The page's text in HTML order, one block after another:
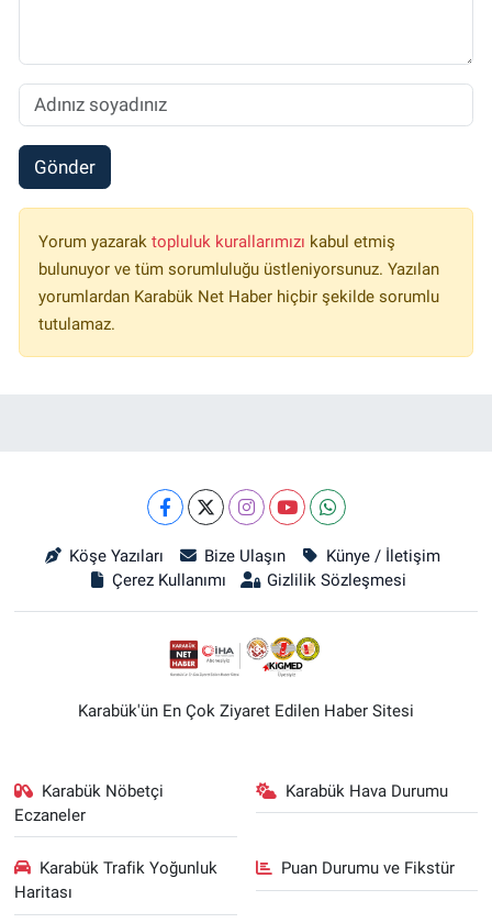
Gönder
Yorum yazarak topluluk kurallarımızı kabul etmiş
bulunuyor ve tüm sorumluluğu üstleniyorsunuz. Yazılan
yorumlardan Karabük Net Haber hiçbir şekilde sorumlu
tutulamaz.
Köşe Yazıları Bize Ulaşın
Künye / İletişim
Çerez Kullanımı
Gizlilik Sözleşmesi
Karabük'ün En Çok Ziyaret Edilen Haber Sitesi
Karabük Nöbetçi
Eczaneler
Karabük Hava Durumu
Karabük Trafik Yoğunluk
Haritası
Puan Durumu ve Fikstür